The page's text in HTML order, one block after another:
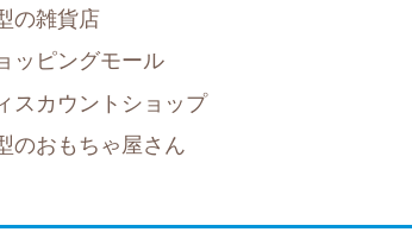
の雑貨店
ッピングモール
スカウントショップ
のおもちゃ屋さん